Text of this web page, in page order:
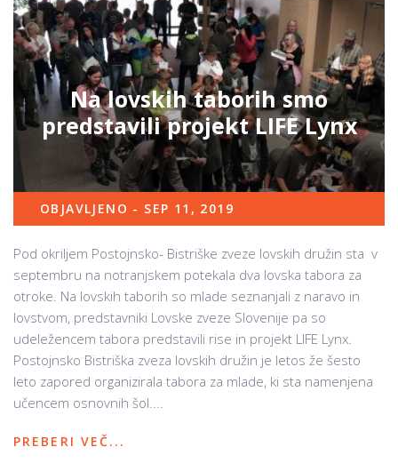
Na lovskih taborih smo
predstavili projekt LIFE Lynx
OBJAVLJENO - SEP 11, 2019
Pod okriljem Postojnsko- Bistriške zveze lovskih družin sta v
septembru na notranjskem potekala dva lovska tabora za
otroke. Na lovskih taborih so mlade seznanjali z naravo in
lovstvom, predstavniki Lovske zveze Slovenije pa so
udeležencem tabora predstavili rise in projekt LIFE Lynx.
Postojnsko Bistriška zveza lovskih družin je letos že šesto
leto zapored organizirala tabora za mlade, ki sta namenjena
učencem osnovnih šol....
PREBERI VEČ...